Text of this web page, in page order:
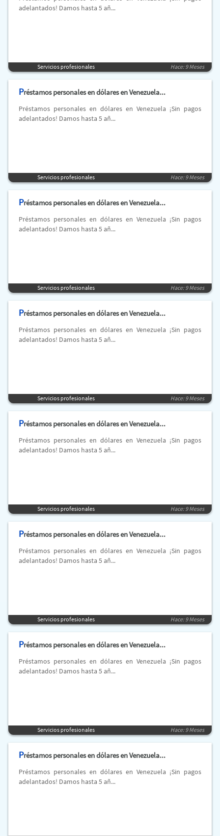
adelantados! Damos hasta 5 añ...
Servicios profesionales Hace: 9 Meses
Préstamos personales en dólares en Venezuela...
Préstamos personales en dólares en Venezuela ¡Sin pagos
adelantados! Damos hasta 5 añ...
Servicios profesionales Hace: 9 Meses
Préstamos personales en dólares en Venezuela...
Préstamos personales en dólares en Venezuela ¡Sin pagos
adelantados! Damos hasta 5 añ...
Servicios profesionales Hace: 9 Meses
Préstamos personales en dólares en Venezuela...
Préstamos personales en dólares en Venezuela ¡Sin pagos
adelantados! Damos hasta 5 añ...
Servicios profesionales Hace: 9 Meses
Préstamos personales en dólares en Venezuela...
Préstamos personales en dólares en Venezuela ¡Sin pagos
adelantados! Damos hasta 5 añ...
Servicios profesionales Hace: 9 Meses
Préstamos personales en dólares en Venezuela...
Préstamos personales en dólares en Venezuela ¡Sin pagos
adelantados! Damos hasta 5 añ...
Servicios profesionales Hace: 9 Meses
Préstamos personales en dólares en Venezuela...
Préstamos personales en dólares en Venezuela ¡Sin pagos
adelantados! Damos hasta 5 añ...
Servicios profesionales Hace: 9 Meses
Préstamos personales en dólares en Venezuela...
Préstamos personales en dólares en Venezuela ¡Sin pagos
adelantados! Damos hasta 5 añ...